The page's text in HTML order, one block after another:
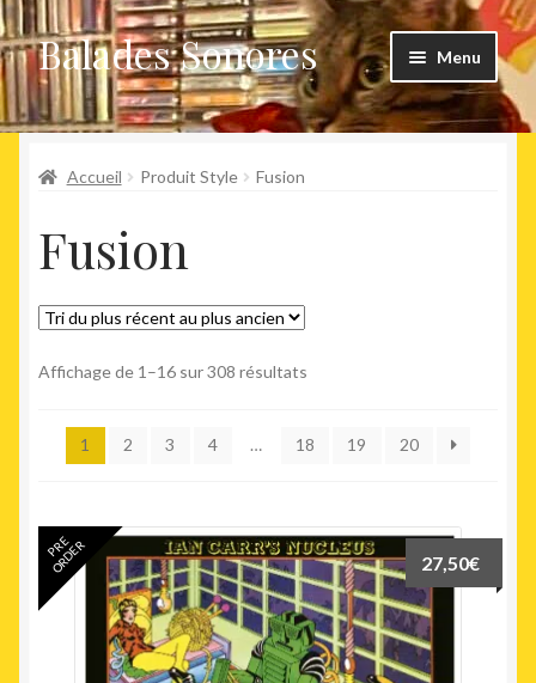
Aller
à
la
navigation
Aller
au
contenu
Balades Sonores Menu
Boutique
Nouveaux arrivages
Précommandes
Agenda
Accueil Produit Style Fusion
Fusion
Affichage de 1–16 sur 308 résultats
récent
ancien
1 2 3 4 … 18 19 20
27,50€
PRE
ORDER